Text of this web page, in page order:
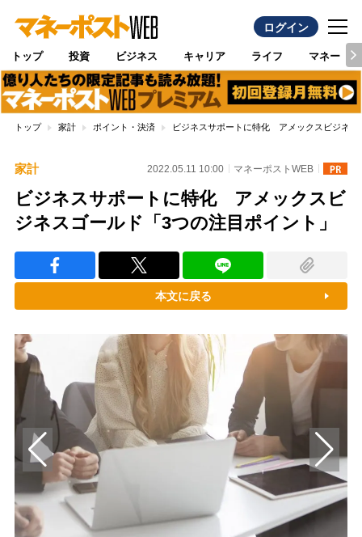
ログイン
トップ 投資 ビジネス キャリア ライフ マネー
トップ 家計 ポイント・決済 ビジネスサポートに特化 アメックスビジネス
家計 2022.05.11 10:00 マネーポストWEB
ビジネスサポートに特化 アメックスビ
ジネスゴールド「3つの注目ポイント」
本文に戻る